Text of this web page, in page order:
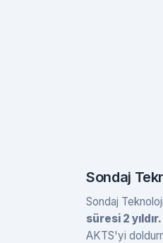
Sondaj
Sondaj
süresi 2 yıldır.
AKTS'yi